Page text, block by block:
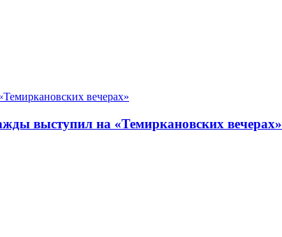
выступил на «Темиркановских вечерах»